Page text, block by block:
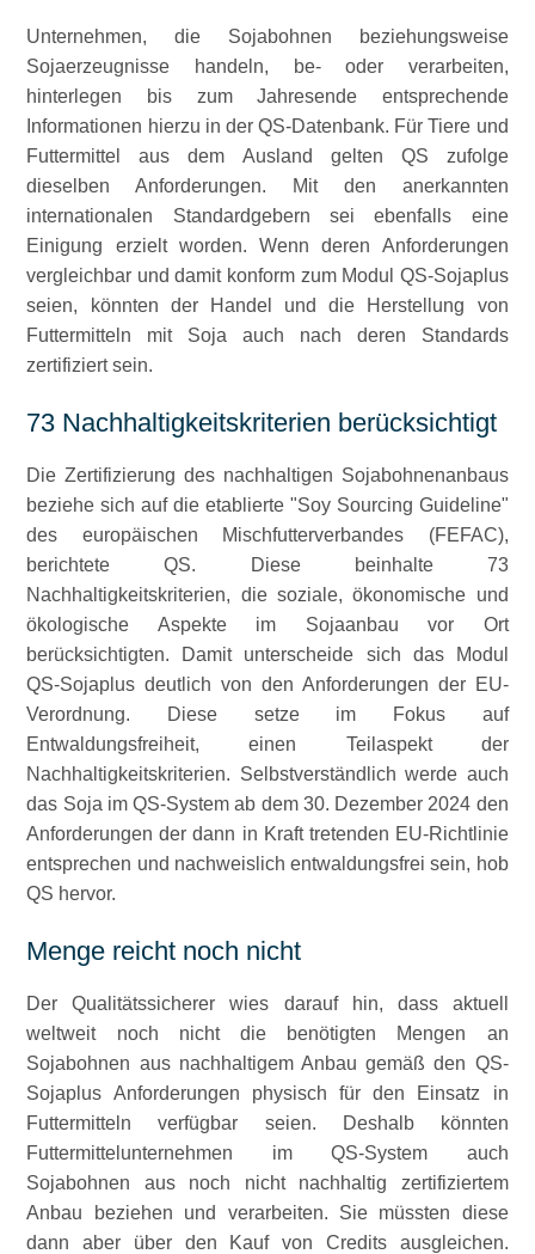
Unternehmen, die Sojabohnen beziehungsweise
Sojaerzeugnisse handeln, be- oder verarbeiten,
hinterlegen bis zum Jahresende entsprechende
Informationen hierzu in der QS-Datenbank. Für Tiere und
Futtermittel aus dem Ausland gelten QS zufolge
dieselben Anforderungen. Mit den anerkannten
internationalen Standardgebern sei ebenfalls eine
Einigung erzielt worden. Wenn deren Anforderungen
vergleichbar und damit konform zum Modul QS-Sojaplus
seien, könnten der Handel und die Herstellung von
Futtermitteln mit Soja auch nach deren Standards
zertifiziert sein.
73 Nachhaltigkeitskriterien berücksichtigt
Die Zertifizierung des nachhaltigen Sojabohnenanbaus
beziehe sich auf die etablierte
Soy Sourcing Guideline
des europäischen Mischfutterverbandes (FEFAC),
berichtete QS. Diese beinhalte 73
Nachhaltigkeitskriterien, die soziale, ökonomische und
ökologische Aspekte im Sojaanbau vor Ort
berücksichtigten. Damit unterscheide sich das Modul
QS-Sojaplus deutlich von den Anforderungen der EU-
Verordnung. Diese setze im Fokus auf
Entwaldungsfreiheit, einen Teilaspekt der
Nachhaltigkeitskriterien. Selbstverständlich werde auch
das Soja im QS-System ab dem 30. Dezember 2024 den
Anforderungen der dann in Kraft tretenden EU-Richtlinie
entsprechen und nachweislich entwaldungsfrei sein, hob
QS hervor.
Menge reicht noch nicht
Der Qualitätssicherer wies darauf hin, dass aktuell
weltweit noch nicht die benötigten Mengen an
Sojabohnen aus nachhaltigem Anbau gemäß den QS-
Sojaplus Anforderungen physisch für den Einsatz in
Futtermitteln verfügbar seien. Deshalb könnten
Futtermittelunternehmen im QS-System auch
Sojabohnen aus noch nicht nachhaltig zertifiziertem
Anbau beziehen und verarbeiten. Sie müssten diese
dann aber über den Kauf von Credits ausgleichen.